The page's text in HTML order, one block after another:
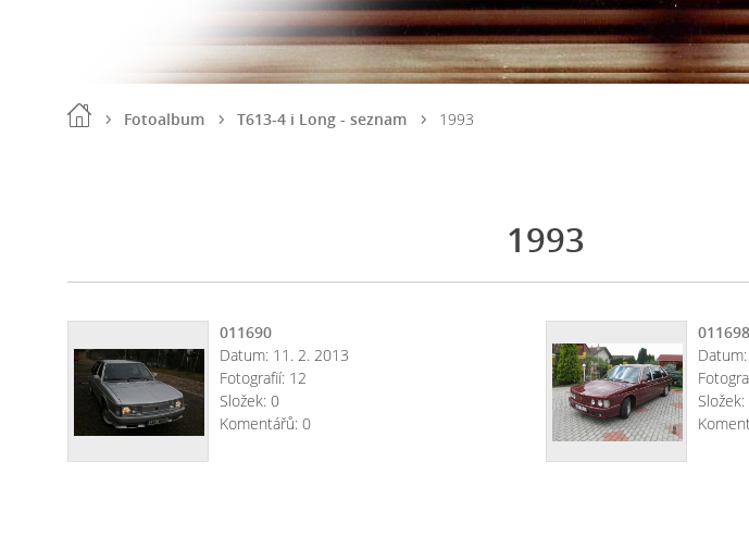
Fotoalbum T613-4 i Long - seznam 1993
1993
011690
Datum: 11. 2. 2013
Fotografií: 12
Složek: 0
Komentářů: 0
011698
Datum:
Složek: